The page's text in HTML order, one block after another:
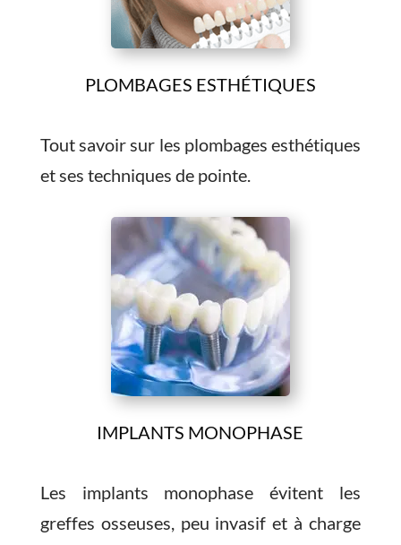
PLOMBAGES ESTHÉTIQUES
Tout savoir sur les plombages esthétiques
et ses techniques de pointe.
IMPLANTS MONOPHASE
Les implants monophase évitent les
greffes osseuses, peu invasif et à charge